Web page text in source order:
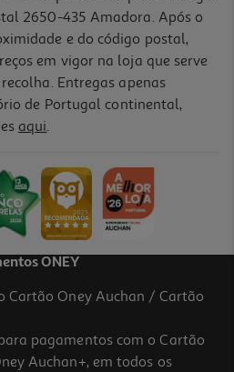
2650-435 Amadora. Após o
e do código postal,
em vigor na loja que serve
Entregas apenas
de Portugal continental,
aqui.
ONEY
Cartão Oney Auchan / Cartão
pagamentos com o Cartão
Auchan+, em todos os